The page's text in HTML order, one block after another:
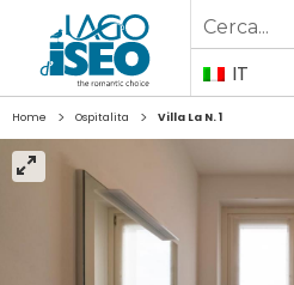
Search
for:
IT
Home > Ospitalita > Villa La N. 1